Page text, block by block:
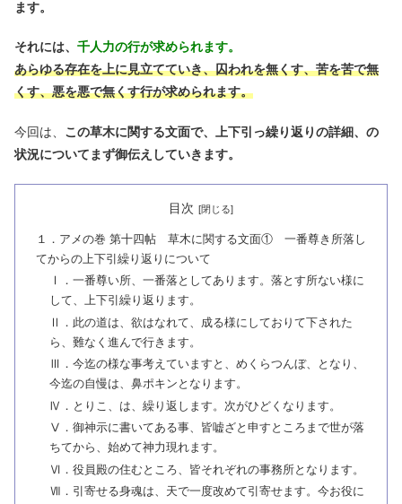
ます。
それには、 千人力の行が求められます。
あらゆる存在を上に見立てていき、囚われを無くす、苦を苦で無
くす、悪を悪で無くす行が求められます。
今回は、 この草木に関する文面で、上下引っ繰り返りの詳細、の
状況についてまず御伝えしていきます。
目次
１．アメの巻 第十四帖 草木に関する文面① 一番尊き所落し
てからの上下引繰り返りについて
Ⅰ．一番尊い所、一番落としてあります。落とす所ない様に
して、上下引繰り返ります。
Ⅱ．此の道は、欲はなれて、成る様にしておりて下された
ら、難なく進んで行きます。
Ⅲ．今迄の様な事考えていますと、めくらつんぼ、となり、
今迄の自慢は、鼻ポキンとなります。
Ⅳ．とりこ、は、繰り返します。次がひどくなります。
Ⅴ．御神示に書いてある事、皆嘘ざと申すところまで世が落
ちてから、始めて神力現れます。
Ⅵ．役員殿の住むところ、皆それぞれの事務所となります。
Ⅶ．引寄せる身魂は、天で一度改めて引寄せます。今お役に